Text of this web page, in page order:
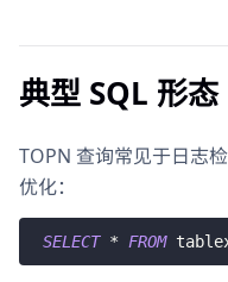
典型 SQL 形态
TOPN 查询常见于日志
优化：
SELECT * FROM